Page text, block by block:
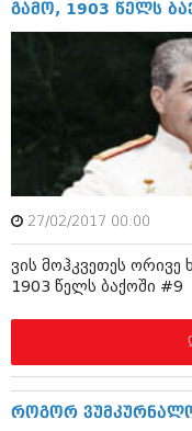
ანონსი
აგვისტო 2018
ივლისი 2018
ივნისი 2018
მაისი 2018
მარტი 2018
იანვარი
დეკემბერი
ნოემბერი
ოქტომბერი
სექტემბერი
ივლისი 2017
ოქტომბერი 2020
სექტემბერი 2020
აგვისტო 2020 (249)
ივლისი 2020 (204)
ივნისი 2020 (249)
არქივის ზომის ნახვა
გამო, 1903 წელს
27/02/2017 00:00
ვის მოჰკვეთეს ორივე
1903 წელს ბაქოში #9
როგორ